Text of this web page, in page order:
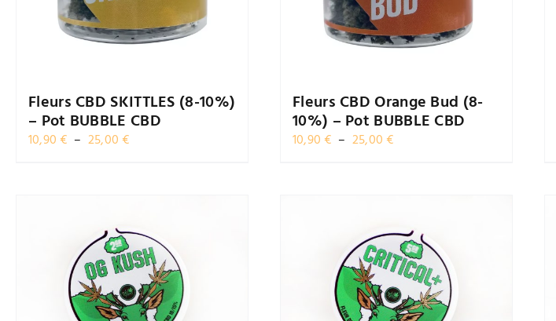
Fleurs CBD SKITTLES (8-10%)
– Pot BUBBLE CBD
10,90€ – 25,00€Plage
25,00 €
Fleurs CBD Orange Bud (8-
10%) – Pot BUBBLE CBD
10,90€ – 25,00€Plage
25,00 €